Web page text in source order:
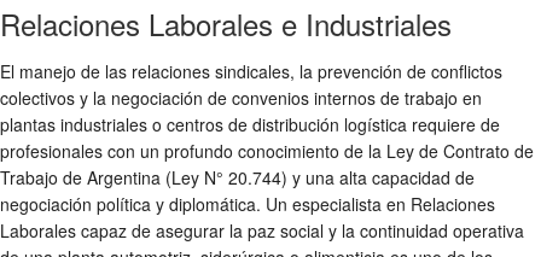
Relaciones Laborales e Industriales
El manejo de las relaciones sindicales, la prevención de conflictos
colectivos y la negociación de convenios internos de trabajo en
plantas industriales o centros de distribución logística requiere de
profesionales con un profundo conocimiento de la Ley de Contrato de
Trabajo de Argentina (Ley N° 20.744) y una alta capacidad de
negociación política y diplomática. Un especialista en Relaciones
Laborales capaz de asegurar la paz social y la continuidad operativa